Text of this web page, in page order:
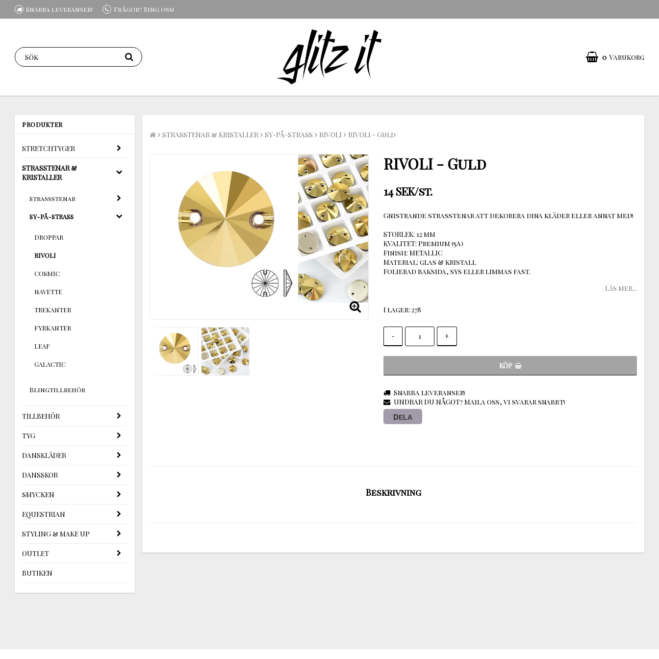
Snabba leveranser! Frågor? Ring oss!
0 Varukorg
PRODUKTER
STRETCHTYGER
STRASSTENAR &
KRISTALLER
Strassstenar
SY-PÅ-STRASS
DROPPAR
RIVOLI
COSMIC
NAVETTE
TREKANTER
FYRKANTER
LEAF
GALACTIC
Blingtillbehör
TILLBEHÖR
TYG
DANSKLÄDER
DANSSKOR
SMYCKEN
EQUESTRIAN
STYLING & MAKE UP
OUTLET
BUTIKEN
STRASSTENAR & KRISTALLER SY-PÅ-STRASS RIVOLI RIVOLI - Guld
RIVOLI - Guld
14 SEK/st.
Gnistrande strasstenar att dekorera dina kläder eller annat med!
STORLEK: 12 mm
KVALITET: Premium (5A)
Finish: METALLIC
Material: glas & kristall
Folierad baksida, sys eller limmas fast.
Läs mer...
I lager: 278
- +
KÖP
Snabba leveranser!
UNDRAR DU NÅGOT? Maila oss, vi svarar snabbt!
DELA
Beskrivning